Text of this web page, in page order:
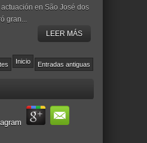
en São José dos
gran...
LEER MÁS
Entradas antiguas
Inicio